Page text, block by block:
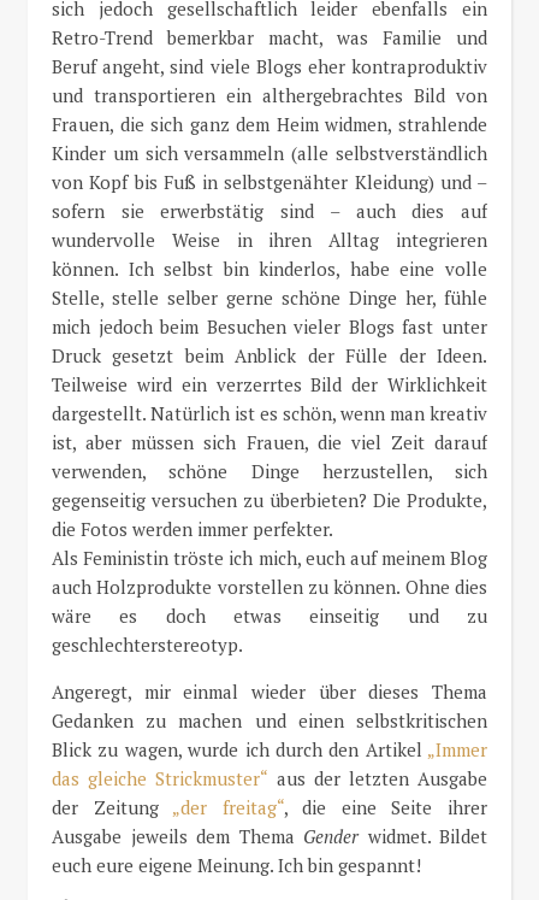
sich jedoch gesellschaftlich leider ebenfalls ein
Retro-Trend bemerkbar macht, was Familie und
Beruf angeht, sind viele Blogs eher kontraproduktiv
und transportieren ein althergebrachtes Bild von
Frauen, die sich ganz dem Heim widmen, strahlende
Kinder um sich versammeln (alle selbstverständlich
von Kopf bis Fuß in selbstgenähter Kleidung) und –
sofern sie erwerbstätig sind – auch dies auf
wundervolle Weise in ihren Alltag integrieren
können. Ich selbst bin kinderlos, habe eine volle
Stelle, stelle selber gerne schöne Dinge her, fühle
mich jedoch beim Besuchen vieler Blogs fast unter
Druck gesetzt beim Anblick der Fülle der Ideen.
Teilweise wird ein verzerrtes Bild der Wirklichkeit
dargestellt. Natürlich ist es schön, wenn man kreativ
ist, aber müssen sich Frauen, die viel Zeit darauf
verwenden, schöne Dinge herzustellen, sich
gegenseitig versuchen zu überbieten? Die Produkte,
die Fotos werden immer perfekter.
Als Feministin tröste ich mich, euch auf meinem Blog
auch Holzprodukte vorstellen zu können. Ohne dies
wäre es doch etwas einseitig und zu
geschlechterstereotyp.
Angeregt, mir einmal wieder über dieses Thema
Gedanken zu machen und einen selbstkritischen
Blick zu wagen, wurde ich durch den Artikel „Immer
das gleiche Strickmuster“ aus der letzten Ausgabe
der Zeitung „der freitag“, die eine Seite ihrer
Ausgabe jeweils dem Thema Gender widmet. Bildet
euch eure eigene Meinung. Ich bin gespannt!